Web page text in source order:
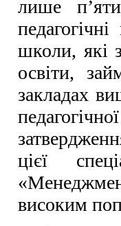
лише
школи, які
освіти,
закладах
цієї
високим